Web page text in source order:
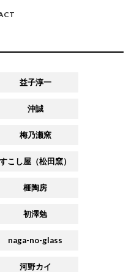
益子淳一
沖誠
梅乃瀬窯
すこし屋（松田窯）
榧陶房
初澤勉
naga-no-glass
河野カイ